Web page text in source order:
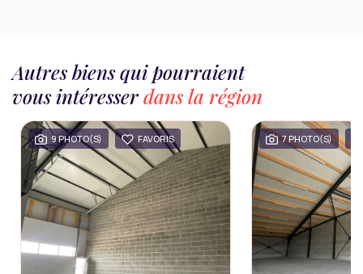
Autres biens qui pourraient
vous intéresserdans la région
9 PHOTO(S) FAVORIS 7 PHOTO(S)